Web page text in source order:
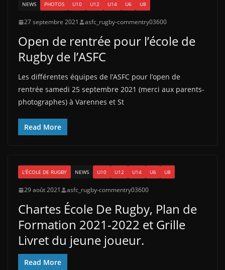
NEWS PHOTOS U10 U12 U14 U6 U8
27 septembre 2021 asfc_rugby-commentry03600
Open de rentrée pour l’école de
Rugby de l’ASFC
Les différentes équipes de l’ASFC pour l’open de
rentrée samedi 25 septembre 2021 (merci aux parents-
photographes) à Varennes et St
Read More
L'ÉCOLE DE RUGBY NEWS U10 U12 U14 U6 U8
29 août 2021 asfc_rugby-commentry03600
Chartes École De Rugby, Plan de
Formation 2021-2022 et Grille
Livret du jeune joueur.
Read More